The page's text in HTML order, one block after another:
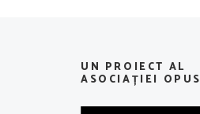
UN PROIECT AL
ASOCIAȚIEI OPUS